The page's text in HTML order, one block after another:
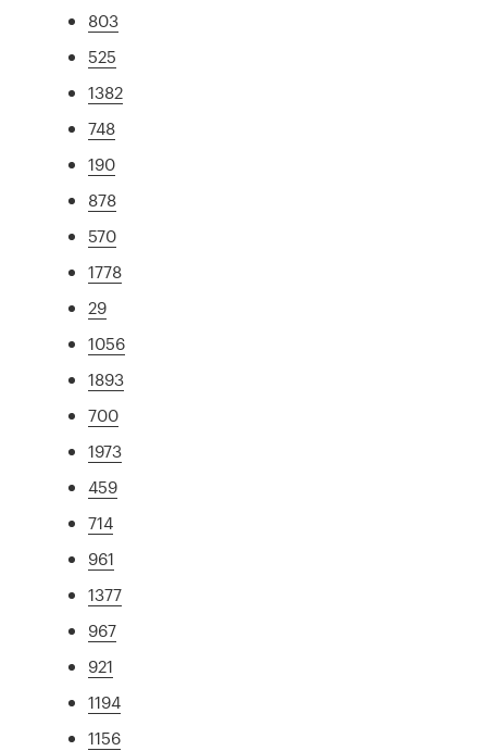
803
525
1382
748
190
878
570
1778
29
1056
1893
700
1973
459
714
961
1377
967
921
1194
1156